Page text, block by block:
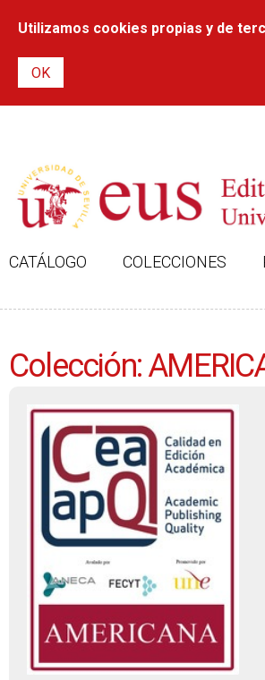
Utilizamos cookies propias y de
CATÁLOGO COLECCIONES
Colección: